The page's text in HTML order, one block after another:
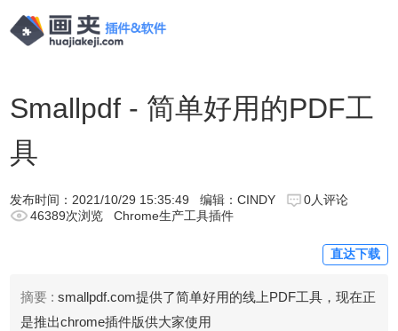
Smallpdf - 简单好用的PDF工
具
发布时间： 2021/10/29 15:35:49 编辑：CINDY
0人评论
46389次浏览
Chrome生产工具插件
直达下载
摘要 : smallpdf.com提供了简单好用的线上PDF工具，现在正
是推出chrome插件版供大家使用